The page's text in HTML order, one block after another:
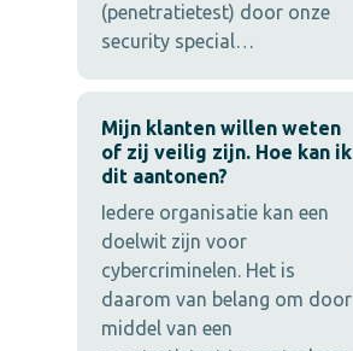
(penetratietest) door onze
security special…
Mijn klanten willen weten
of zij veilig zijn. Hoe kan ik
dit aantonen?
Iedere organisatie kan een
doelwit zijn voor
cybercriminelen. Het is
daarom van belang om door
middel van een